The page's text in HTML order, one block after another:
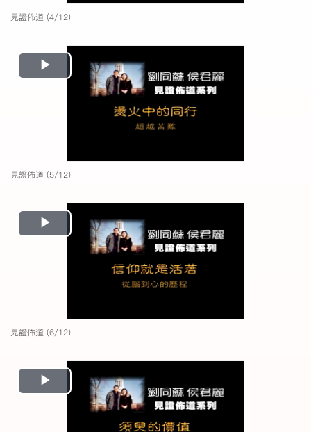
見證佈道 (4/12)
Play
Video
見證佈道 (5/12)
Play
Video
見證佈道 (6/12)
Play
Video